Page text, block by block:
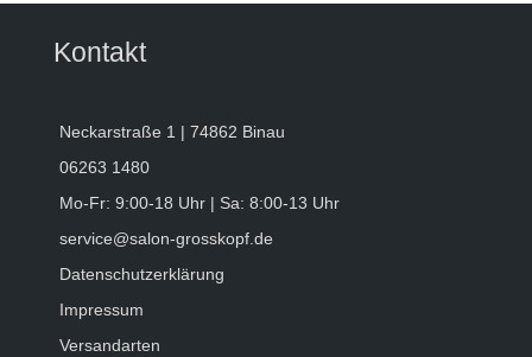
Kontakt
Neckarstraße 1 | 74862 Binau
06263 1480
Mo-Fr: 9:00-18 Uhr | Sa: 8:00-13 Uhr
service@salon-grosskopf.de
Datenschutzerklärung
Impressum
Versandarten